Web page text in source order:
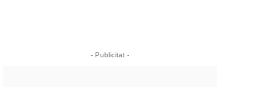
- Publicitat -